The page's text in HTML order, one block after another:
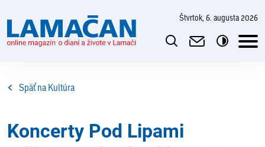
štvrtok, 6. augusta 2026
Späť na Kultúra
Koncerty Pod Lipami